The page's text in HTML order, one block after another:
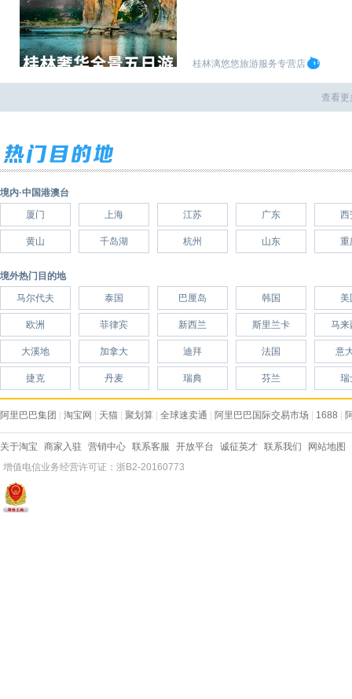
桂林漓悠悠旅游服务专营店
查看更
境内·中国港澳台
厦门
上海 江苏 广东 西
黄山 千岛湖 杭州 山东 重
境外热门目的地
马尔代夫
泰国 巴厘岛 韩国 美
欧洲 菲律宾 新西兰 斯里兰卡 马来
大溪地 加拿大 迪拜 法国 意
捷克 丹麦 瑞典 芬兰 瑞
阿里巴巴集团 淘宝网 天猫 聚划算 全球速卖通 阿里巴巴国际交易市场 1688
关于淘宝 商家入驻 营销中心 联系客服 开放平台 诚征英才 联系我们
网站地图
增值电信业务经营许可证：浙B2-20160773